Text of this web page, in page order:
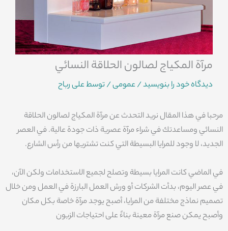
مرآة المكياج لصالون الحلاقة النسائي
دیدگاه‌ خود را بنویسید/عمومی/ توسطعلی رباح
مرحبا في هذا المقال نريد التحدث عن مرآة المكياج لصالون الحلاقة
النسائي ومساعدتك في شراء مرآة عصرية ذات جودة عالية. في العصر
الجديد، لا وجود للمرايا البسيطة التي كنت تشتريها من رأس الشارع.
في الماضي كانت المرايا بسيطة وتصلح لجميع الاستخدامات ولكن الآن،
في عصر اليوم، بدأت الشركات أو ورش العمل البارزة في العمل ومن خلال
تصميم نماذج مختلفة من المرايا، أصبح يوجد مرآة خاصة بكل مكان
وأصبح يمكن صنع مرآة معينة بناءً على احتياجات الزبون